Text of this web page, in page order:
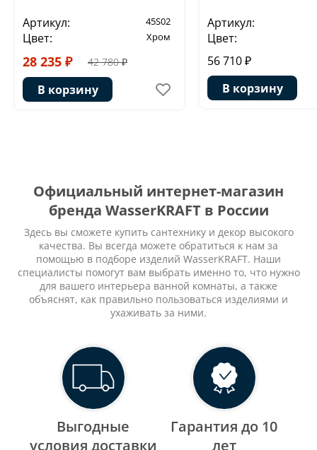
Артикул: 45S02
Цвет: Хром
28 235 ₽ 42 780 ₽
В корзину
Артикул:
Цвет:
56 710 ₽
В корзину
Официальный интернет-магазин
бренда WasserKRAFT в России
Здесь вы сможете купить сантехнику и декор высокого
качества. Вы всегда можете обратиться к нам за
помощью в подборе изделий WasserKRAFT. Наши
специалисты помогут вам выбрать именно то, что нужно
для вашего интерьера ванной комнаты, а также
объяснят, как правильно пользоваться изделиями и
ухаживать за ними.
Выгодные
уcловия доставки
Гарантия до 10
лет